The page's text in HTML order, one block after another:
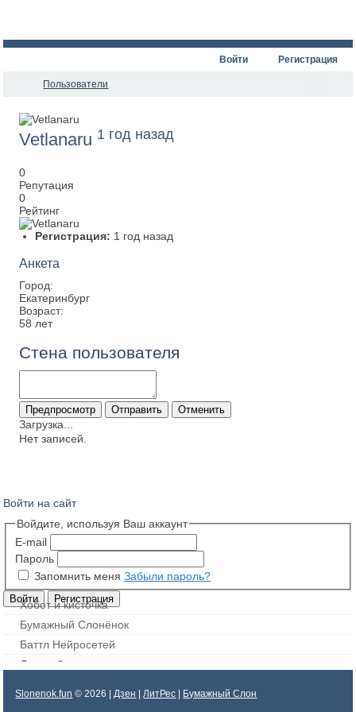
Войти Регистрация
Пользователи
Vetlanaru 1 год назад
0
Репутация
0
Рейтинг
Регистрация: 1 год назад
Анкета
Город:
Екатеринбург
Возраст:
58 лет
Стена пользователя
Загрузка...
Нет записей.
Войти на сайт
Войдите, используя Ваш аккаунт
E-mail
Пароль
Запомнить меня Забыли пароль?
Хобот и кисточка
Бумажный Слонёнок
Баттл Нейросетей
Дорисуй картинку
Slonenok.fun © 2026 |Дзен |ЛитРес Бумажный Слон